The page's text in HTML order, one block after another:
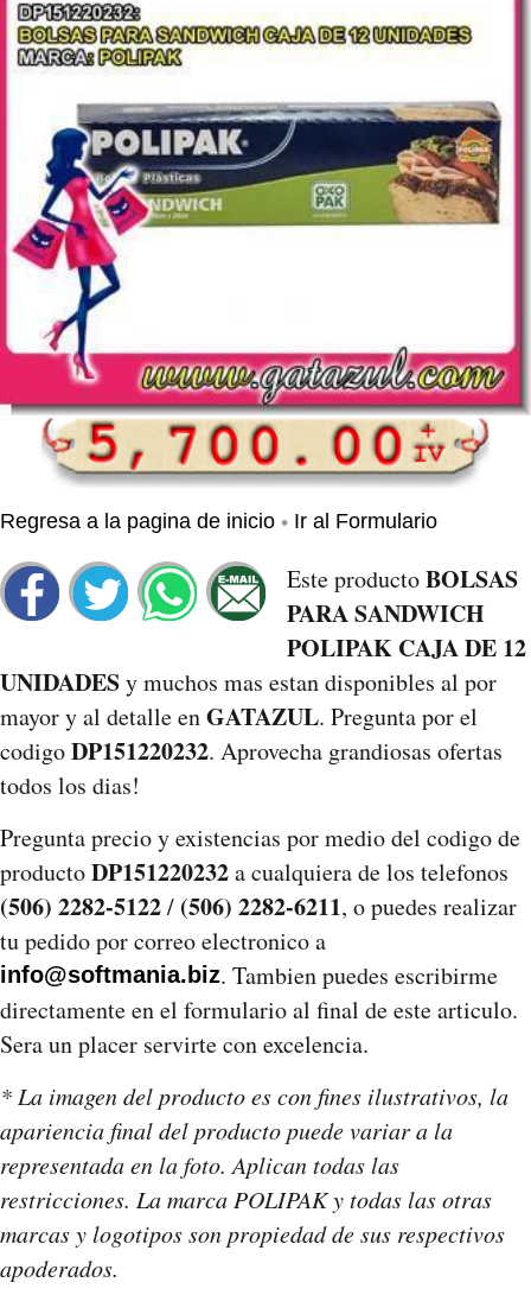
Regresa a la pagina de inicio • Ir al Formulario
Este productoBOLSAS
PARA SANDWICH
POLIPAK CAJA DE 12
UNIDADESy muchos mas estan disponibles al por
mayor y al detalle enGATAZUL. Pregunta por el
codigoDP151220232. Aprovecha grandiosas ofertas
todos los dias!
Pregunta precio y existencias por medio del codigo de
productoDP151220232a cualquiera de los telefonos
(506) 2282-5122/ (506) 2282-6211, o puedes realizar
tu pedido por correo electronico a
info@softmania.biz. Tambien puedes escribirme
directamente en el formulario al final de este articulo.
Sera un placer servirte con excelencia.
* La imagen del producto es con fines ilustrativos, la
apariencia final del producto puede variar a la
representada en la foto. Aplican todas las
restricciones. La marca POLIPAK y todas las otras
marcas y logotipos son propiedad de sus respectivos
apoderados.